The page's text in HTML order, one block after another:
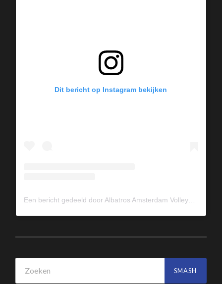
Dit bericht op Instagram bekijken